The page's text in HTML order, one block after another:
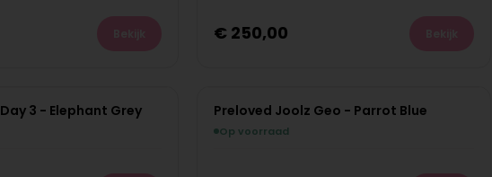
€ 250,00
3 - Elephant Grey
PRE-LOVED
Uniek exemplaar
Preloved Joolz Geo - Parrot Blue
Op voorraad